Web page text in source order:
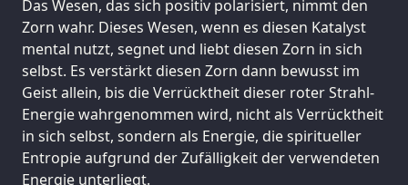
Das Wesen, das sich positiv polarisiert, nimmt den
Zorn wahr. Dieses Wesen, wenn es diesen Katalyst
mental nutzt, segnet und liebt diesen Zorn in sich
selbst. Es verstärkt diesen Zorn dann bewusst im
Geist allein, bis die Verrücktheit dieser roter Strahl-
Energie wahrgenommen wird, nicht als Verrücktheit
in sich selbst, sondern als Energie, die spiritueller
Entropie aufgrund der Zufälligkeit der verwendeten
Energie unterliegt.